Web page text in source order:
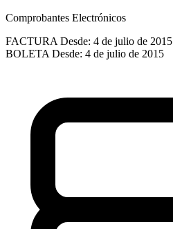
Comprobantes Electrónicos
FACTURA Desde: 4 de julio de 2015
BOLETA Desde: 4 de julio de 2015